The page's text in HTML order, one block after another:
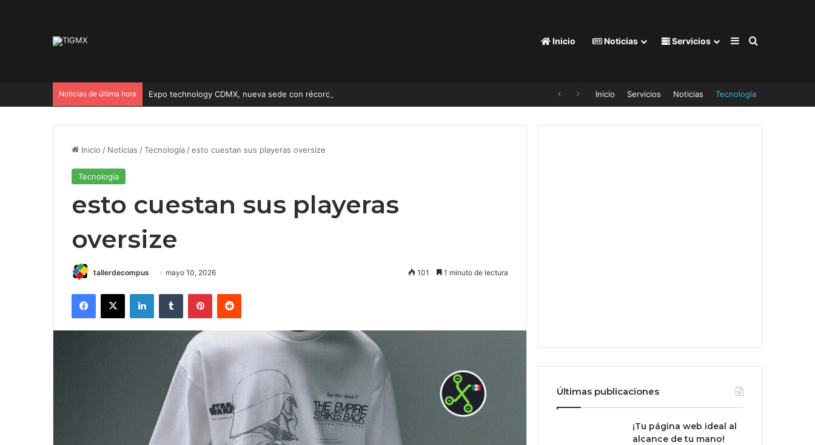
Inicio Noticias Servicios Barra lateral
Buscar por
Noticias de última hora Expo technology CDMX, nueva sede con récord de audiencia Inicio Servicios Noticias Tecnología
Inicio / Noticias /Tecnología /esto cuestan sus playeras oversize
Tecnología
esto cuestan sus playeras
oversize
tallerdecompus mayo 10, 2026 101 1 minuto de lectura
Últimas publicaciones
¡Tu página web ideal al
alcance de tu mano!